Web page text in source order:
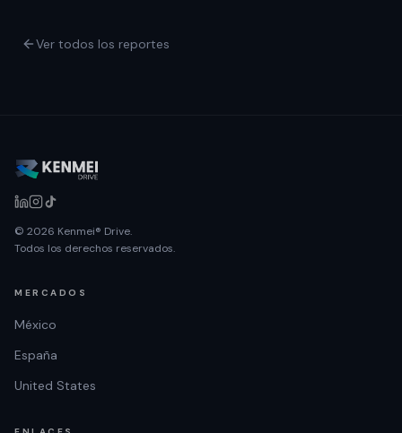
Ver todos los reportes
© 2026 Kenmei® Drive.
Todos los derechos reservados.
MERCADOS
México
España
United States